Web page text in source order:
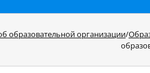
образовательной организации/